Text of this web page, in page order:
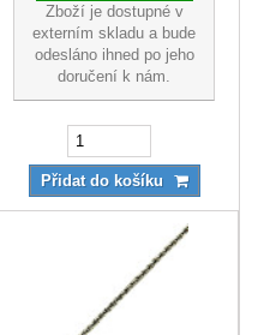
Zboží je dostupné v
externím skladu a bude
odesláno ihned po jeho
doručení k nám.
Přidat do košíku